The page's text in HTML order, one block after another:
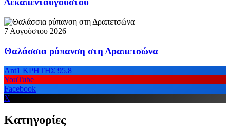
7 Αυγούστου 2026
Θαλάσσια ρύπανση στη Δραπετσώνα
Ant1 ΚΡΗΤΗΣ 95.8
YouTube
Facebook
X
Κατηγορίες